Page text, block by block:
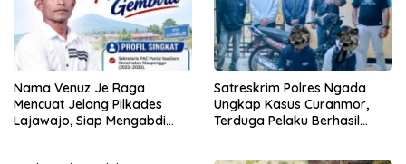
Nama Venuz Je Raga
Mencuat Jelang Pilkades
Lajawajo, Siap Mengabdi
Satreskrim Polres Ngada
Ungkap Kasus Curanmor,
Terduga Pelaku Berhasil